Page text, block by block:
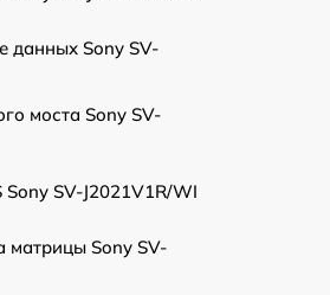
данных Sony SV-
моста Sony SV-
SV-J2021V1R/WI
Sony SV-